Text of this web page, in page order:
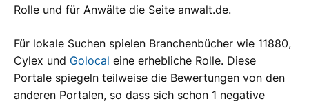
Rolle und für Anwälte die Seite anwalt.de.
Für lokale Suchen spielen Branchenbücher wie 11880,
Cylex und Golocal eine erhebliche Rolle. Diese
Portale spiegeln teilweise die Bewertungen von den
anderen Portalen, so dass sich schon 1 negative